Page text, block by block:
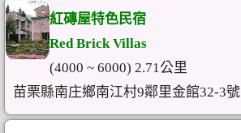
紅磚屋特色民宿
Red Brick Villas
(4000 ~ 6000) 2.71公里
苗栗縣南庄鄉南江村9鄰里金館32-3號